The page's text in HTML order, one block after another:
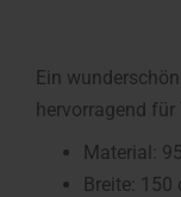
Ein
hervorragend für
Material:
Breite: 150